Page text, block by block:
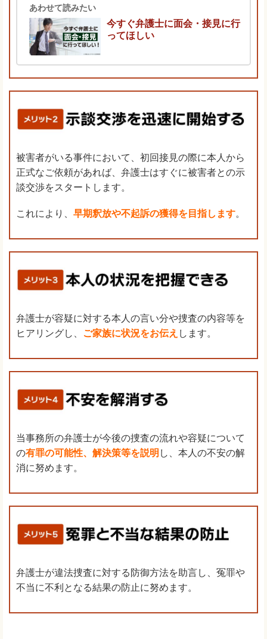
あわせて読みたい
今すぐ弁護士に面会・接見に行
ってほしい
被害者がいる事件において、初回接見の際に本人から
正式なご依頼があれば、弁護士はすぐに被害者との示
談交渉をスタートします。
これにより、 早期釈放や不起訴の獲得を目指します。
弁護士が容疑に対する本人の言い分や捜査の内容等を
ヒアリングし、 ご家族に状況をお伝え します。
当事務所の弁護士が今後の捜査の流れや容疑について
の有罪の可能性、解決策等を説明 し、本人の不安の解
消に努めます。
弁護士が違法捜査に対する防御方法を助言し、冤罪や
不当に不利となる結果の防止に努めます。